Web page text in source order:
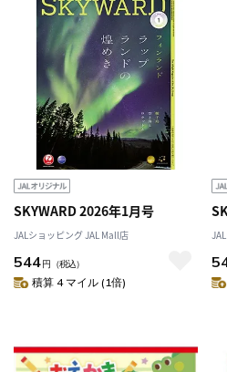
SKYWARD 2026年1月号
JALショッピング JAL Mall店
544円 （税込）
積算 4 マイル (1倍)